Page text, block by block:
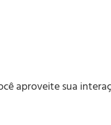
SV
aproveite sua